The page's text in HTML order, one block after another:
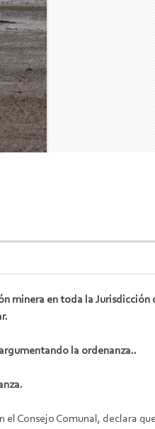
minera en toda la
la ordenanza..
Consejo Comunal, declara